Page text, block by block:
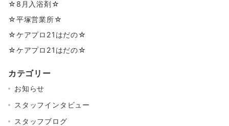
☆8月入浴剤☆
☆平塚営業所☆
☆ケアプロ21はだの☆
☆ケアプロ21はだの☆
カテゴリー
お知らせ
スタッフインタビュー
スタッフブログ